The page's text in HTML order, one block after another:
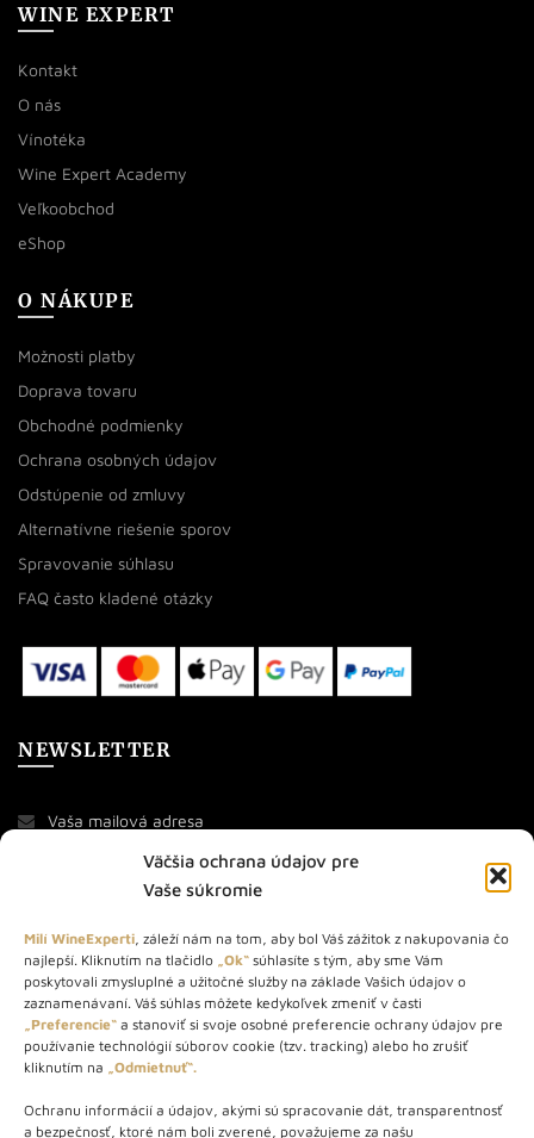
Väčšia ochrana údajov pre
Vaše súkromie
Milí WineExperti, záleží nám na tom, aby bol Váš zážitok z nakupovania čo
najlepší. Kliknutím na tlačidlo „Ok“ súhlasíte s tým, aby sme Vám
poskytovali zmysluplné a užitočné služby na základe Vašich údajov o
zaznamenávaní. Váš súhlas môžete kedykoľvek zmeniť v časti
„Preferencie“ a stanoviť si svoje osobné preferencie ochrany údajov pre
používanie technológií súborov cookie (tzv. tracking) alebo ho zrušiť
kliknutím na „Odmietnuť“.
Ochranu informácií a údajov, akými sú spracovanie dát, transparentnosť
a bezpečnosť, ktoré nám boli zverené, považujeme za našu
WINE EXPERT
Kontakt
O nás
Vínotéka
Wine Expert Academy
Veľkoobchod
eShop
O NÁKUPE
Možnosti platby
Doprava tovaru
Obchodné podmienky
Ochrana osobných údajov
Odstúpenie od zmluvy
Alternatívne riešenie sporov
Spravovanie súhlasu
FAQ často kladené otázky
NEWSLETTER
O NÁS
STORE – obchod s vínom a destilátmi od roku 2010. Na našej
webovej stránke predávame viac ako 1000+ značkových
produktov.
Info tel.: +421 917 779 888